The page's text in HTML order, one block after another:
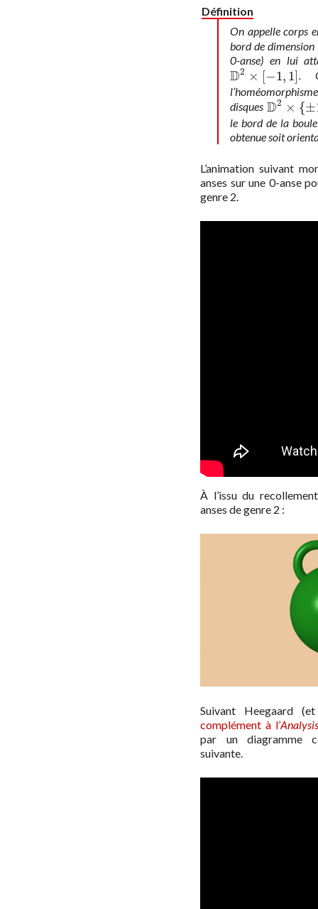
Définition
On appellecorps
bord de
0-anse) en lui
D2 × [−1, 1]
D2 ×[− 1,1]
.
disquesD2 × {±
D2 ×{± 1}
le bord de la
obtenue soit
L’animation suivant
anses sur une 0-anse
genre 2.
À l’issu du
anses de genre 2 :
Suivant Heegaard
complément à l’
par un diagramme
suivante.